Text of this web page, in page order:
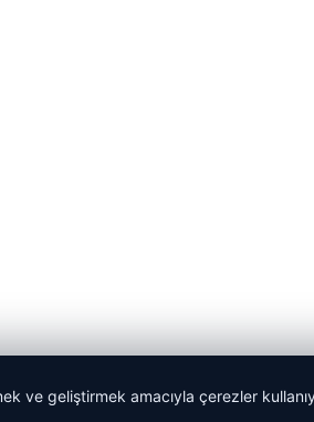
ve geliştirmek amacıyla çerezler